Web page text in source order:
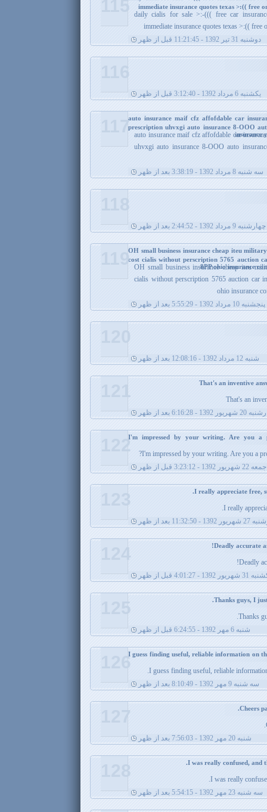
immediate insurance quotes texas >:(( free
daily cialis for sale >:-((( free car
immediate insurance quotes texas >:(( free
دوشنبه 31 تیر 1392 - 11:21:45 قبل از ظهر
115
يکشنبه 6 مرداد 1392 - 3:12:40 قبل از ظهر
116
auto insurance maif cfz affofdable car
prescription uhvxgi auto insurance 8-OOO
insurance
auto insurance maif cfz affofdable car
uhvxgi auto insurance 8-OOO auto
سه شنبه 8 مرداد 1392 - 3:38:19 بعد از ظهر
117
چهارشنبه 9 مرداد 1392 - 2:44:52 بعد از ظهر
118
OH small business insurance cheap iteu
cost cialis without perscription 5765 auction
8PP ohio insurance
OH small business insurance cheap iteu
cialis without perscription 5765 auction car
ohio insurance
پنجشنبه 10 مرداد 1392 - 5:55:29 بعد از ظهر
119
شنبه 12 مرداد 1392 - 12:08:16 بعد از ظهر
120
That's an
1392 - 6:16:28 بعد از ظهر
121
I'm impressed by your writing. Are you a
I'm impressed by your writing. Are you a
جمعه 22 شهریور 1392 - 3:23:12 قبل از ظهر
122
I really
- 11:32:50 بعد از ظهر
123
Deadly
1392 - 4:01:27 قبل از ظهر
124
Thanks
شنبه 6 مهر 1392 - 6:24:55 قبل از ظهر
125
I guess finding useful, reliable information on
I guess finding useful, reliable
سه شنبه 9 مهر 1392 - 8:10:49 بعد از ظهر
126
شنبه 20 مهر 1392 - 7:56:03 بعد از ظهر
127
I was really
سه شنبه 23 مهر 1392 - 5:54:15 بعد از ظهر
128